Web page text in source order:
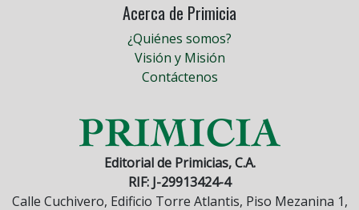
Acerca de Primicia
¿Quiénes somos?
Visión y Misión
Contáctenos
Editorial de Primicias, C.A.
RIF: J-29913424-4
Calle Cuchivero, Edificio Torre Atlantis, Piso Mezanina 1,